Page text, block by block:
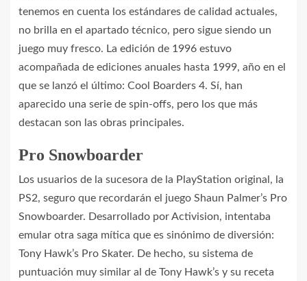
tenemos en cuenta los estándares de calidad actuales,
no brilla en el apartado técnico, pero sigue siendo un
juego muy fresco. La edición de 1996 estuvo
acompañada de ediciones anuales hasta 1999, año en el
que se lanzó el último: Cool Boarders 4. Sí, han
aparecido una serie de spin-offs, pero los que más
destacan son las obras principales.
Pro Snowboarder
Los usuarios de la sucesora de la PlayStation original, la
PS2, seguro que recordarán el juego Shaun Palmer’s Pro
Snowboarder. Desarrollado por Activision, intentaba
emular otra saga mítica que es sinónimo de diversión:
Tony Hawk’s Pro Skater. De hecho, su sistema de
puntuación muy similar al de Tony Hawk’s y su receta